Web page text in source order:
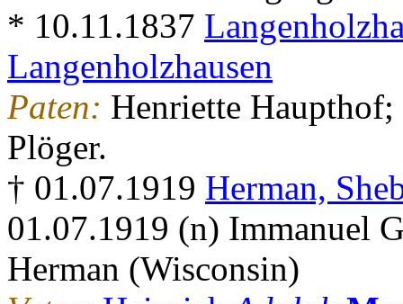
* 10.11.1837
Langenholzhausen
Paten: Henriette
Plöger.
† 01.07.1919 Herman,
01.07.1919 (n) Immanuel
Herman (Wisconsin)